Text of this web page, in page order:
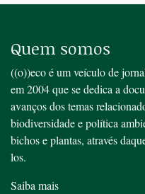
Quem somos
((o))eco é um veículo de
em 2004 que se dedica a
avanços dos temas
biodiversidade e política
bichos e plantas, através
los.
Saiba mais